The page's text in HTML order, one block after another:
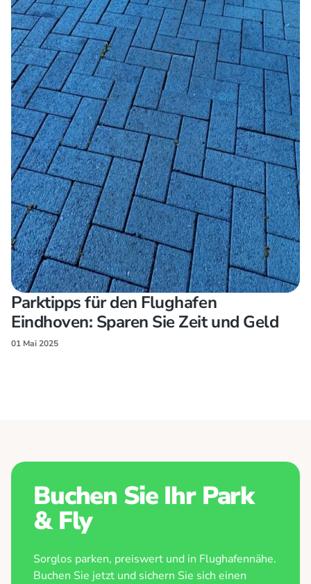
Parktipps für den Flughafen
Eindhoven: Sparen Sie Zeit und Geld
01 Mai 2025
Buchen Sie Ihr Park
& Fly
Sorglos parken, preiswert und in Flughafennähe.
Buchen Sie jetzt und sichern Sie sich einen